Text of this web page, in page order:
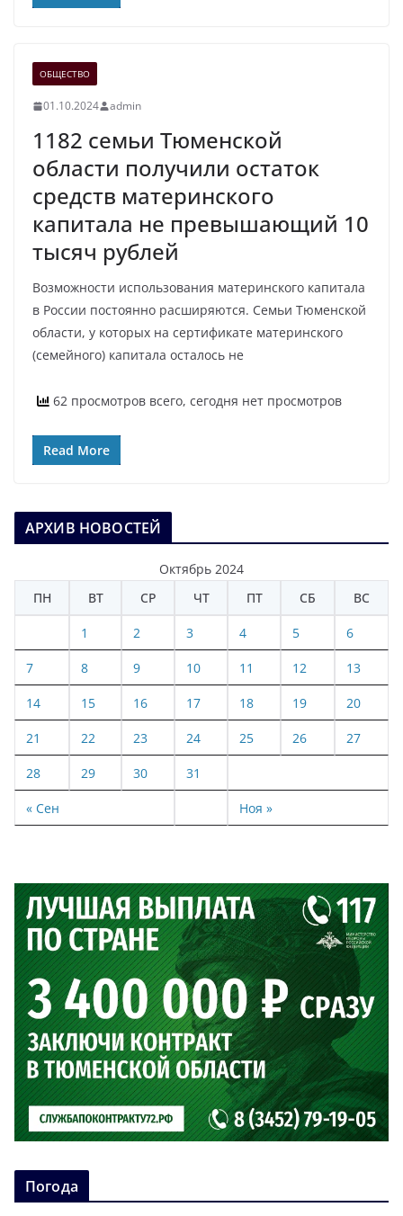
ОБЩЕСТВО
01.10.2024 admin
1182 семьи Тюменской
области получили остаток
средств материнского
капитала не превышающий 10
тысяч рублей
Возможности использования материнского капитала
в России постоянно расширяются. Семьи Тюменской
области, у которых на сертификате материнского
(семейного) капитала осталось не
62 просмотров всего, сегодня нет просмотров
Read More
АРХИВ НОВОСТЕЙ
Октябрь 2024
ПН
ВТ СР ЧТ ПТ СБ ВС
« Сен Ноя »
1 2 3 4 5 6
7 8 9 10 11 12 13
14 15 16 17 18 19 20
21 22 23 24 25 26 27
28 29 30 31
Погода